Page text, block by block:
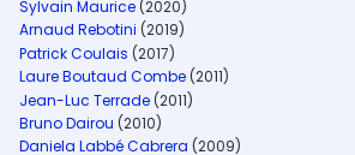
Sylvain Maurice (2020)
Arnaud Rebotini (2019)
Patrick Coulais (2017)
Laure Boutaud Combe (2011)
Jean-Luc Terrade (2011)
Bruno Dairou (2010)
Daniela Labbé Cabrera (2009)